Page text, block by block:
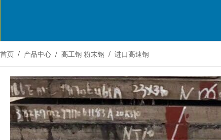
首页 / 产品中心 / 高工钢 粉末钢 / 进口高速钢